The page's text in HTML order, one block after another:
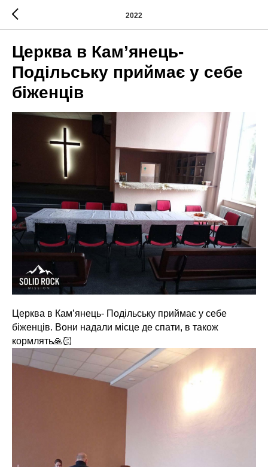
2022
Церква в Кам’янець-
Подільську приймає у себе
біженців
Церква в Кам’янець- Подільську приймає у себе
біженців. Вони надали місце де спати, в також
кормлять🙏🏻